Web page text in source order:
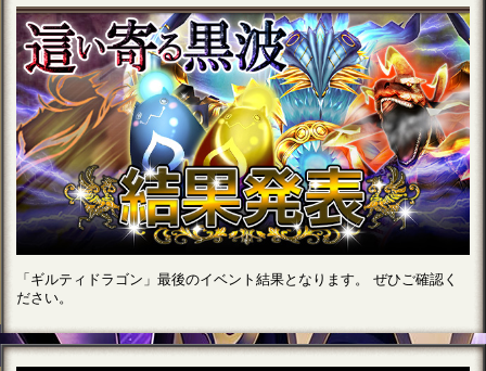
「ギルティドラゴン」最後のイベント結果となります。 ぜひご確認く
ださい。